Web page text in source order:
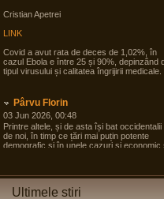
Cristian Apetrei
LINK
Covid a avut rata de deces de 1,02%, în
cazul Ebola e între 25 și 90%, depinzând
tipul virusului și calitatea îngrijirii medicale.
Pârvu Florin
03 Jun 2026, 00:48
Printre altele, și de asta își bat occidentalii
de noi, în timp ce țări mai puțin potente
demografic și în unele cazuri și economic
din societate, noi încă dezbatem cine e
Ultimele stiri